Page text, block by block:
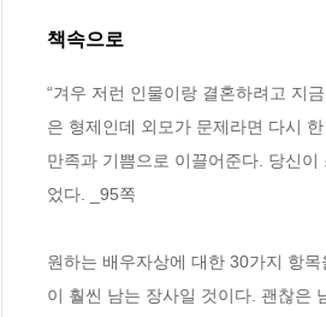
책속으로
“겨우 저런 인물이랑 결혼하려고 지
은 형제인데 외모가 문제라면 다시
만족과 기쁨으로 이끌어준다. 당신
었다. _95쪽
원하는 배우자상에 대한 30가지 항
이 훨씬 남는 장사일 것이다. 괜찮은